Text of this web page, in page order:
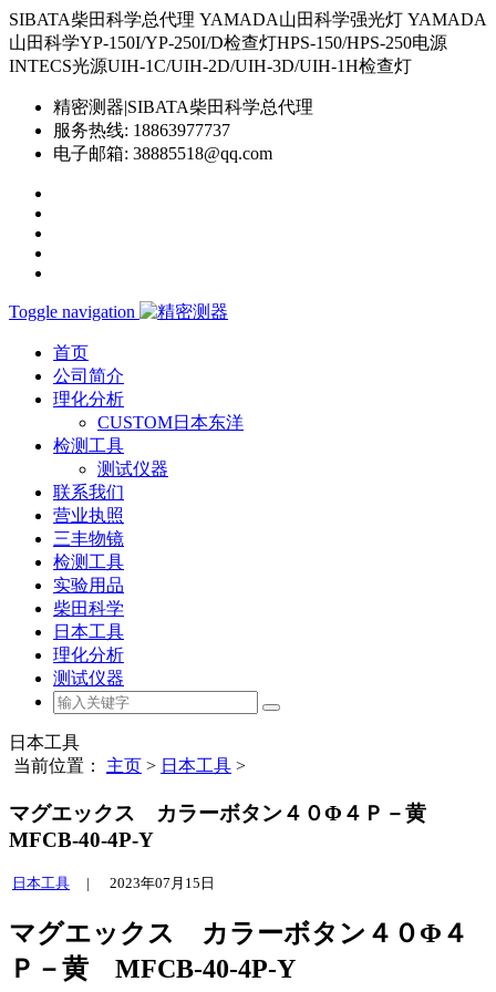
SIBATA柴田科学总代理 YAMADA山田科学强光灯 YAMADA
山田科学YP-150I/YP-250I/D检查灯HPS-150/HPS-250电源
INTECS光源UIH-1C/UIH-2D/UIH-3D/UIH-1H检查灯
精密测器|SIBATA柴田科学总代理
服务热线: 18863977737
电子邮箱: 38885518@qq.com
Toggle navigation
首页
公司简介
理化分析
CUSTOM日本东洋
检测工具
测试仪器
联系我们
营业执照
三丰物镜
检测工具
实验用品
柴田科学
日本工具
理化分析
测试仪器
日本工具
当前位置： 主页 > 日本工具 >
マグエックス カラーボタン４０Φ４Ｐ－黄
MFCB-40-4P-Y
日本工具 | 2023年07月15日
マグエックス カラーボタン４０Φ４
Ｐ－黄 MFCB-40-4P-Y